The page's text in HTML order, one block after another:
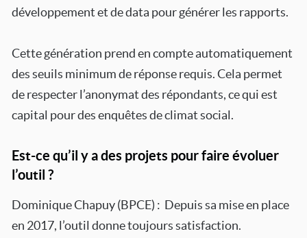
développement et de data pour générer les rapports.
Cette génération prend en compte automatiquement
des seuils minimum de réponse requis. Cela permet
de respecter l’anonymat des répondants, ce qui est
capital pour des enquêtes de climat social.
Est-ce qu’il y a des projets pour faire évoluer
l’outil ?
Dominique Chapuy (BPCE) : Depuis sa mise en place
en 2017, l’outil donne toujours satisfaction.